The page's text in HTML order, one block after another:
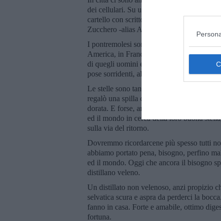
dei cellulari. Su una di queste, dove era
cartello con scritto: e io dove mi cambio?
Zucchero -alias Adelmo Fornaciari-
I pontremolesi sono stati coltivatori,
America, in Francia, in Corsica. Ci sono
di quegli uomini e donne. Quanta
pose sorridenti, altere e dignitose.
Le stelle sono tante, milioni di milioni, ma
regalò una spilla commemorativa, il
dorata. E forse, anche senza saperlo,
ed il mondo in cerca della loro buona
sulla via del ritorno.
Dovremmo ricordarcene più spesso tutti
abbiamo portato pena, bisogno, perfino
ed il mondo. Oggi che ancora il bisogno
distillano veleno.
Un distillato non velenoso, anzi propizio
selvatica scura e aspra da perderci la
fanno in casa. Forte e amabile, ottimo
fortuna.